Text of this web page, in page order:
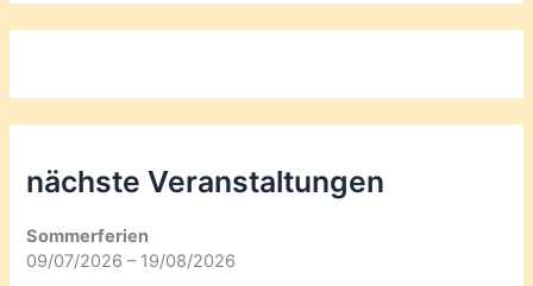
nächste Veranstaltungen
Sommerferien
09/07/2026 – 19/08/2026